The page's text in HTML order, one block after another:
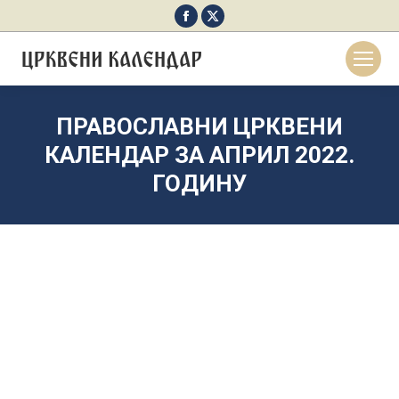
Facebook
opens
in
window
X
in
window
ПРАВОСЛАВНИ ЦРКВЕНИ
КАЛЕНДАР ЗА АПРИЛ 2022.
ГОДИНУ